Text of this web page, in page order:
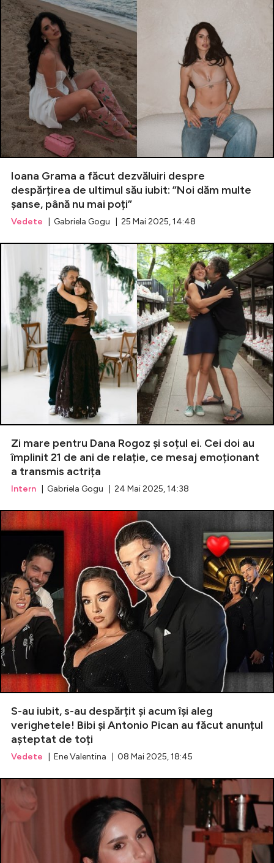
Ioana Grama a făcut dezvăluiri despre
despărțirea de ultimul său iubit: ”Noi dăm multe
șanse, până nu mai poți”
Vedete | Gabriela Gogu | 25 Mai 2025, 14:48
Zi mare pentru Dana Rogoz și soțul ei. Cei doi au
împlinit 21 de ani de relație, ce mesaj emoționant
a transmis actrița
Intern | Gabriela Gogu | 24 Mai 2025, 14:38
S-au iubit, s-au despărțit și acum își aleg
verighetele! Bibi și Antonio Pican au făcut anunțul
așteptat de toți
Vedete | Ene Valentina | 08 Mai 2025, 18:45